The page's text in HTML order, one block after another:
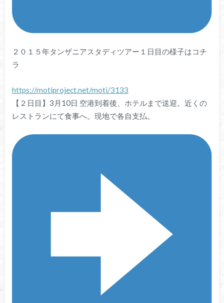
２０１５年タンザニアスタディツアー１日目の様子はコチ
ラ
https://motiproject.net/moti/3133
【２日目】3月10日 空港到着後、ホテルまで送迎。近くの
レストランにて食事へ。現地で各自支払。